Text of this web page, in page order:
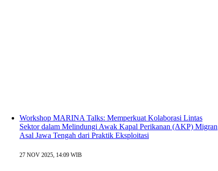
Workshop MARINA Talks: Memperkuat Kolaborasi Lintas
Sektor dalam Melindungi Awak Kapal Perikanan (AKP) Migran
Asal Jawa Tengah dari Praktik Eksploitasi
27 NOV 2025, 14:09 WIB